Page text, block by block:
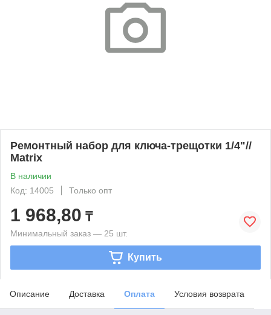
Ремонтный набор для ключа-трещотки 1/4"//
Matrix
В наличии
Код: 14005
Только опт
1 968,80 ₸
Минимальный заказ — 25 шт.
Купить
Описание Доставка Оплата Условия возврата